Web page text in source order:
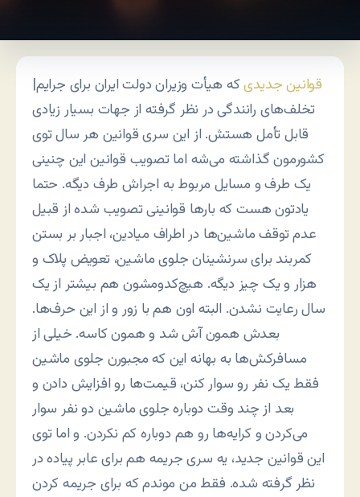
| قوانین جدیدیکه هیأت وزیران دولت ایران برای جرایم
تخلف‌های رانندگی در نظر گرفته از جهات بسیار زیادی
قابل تأمل هستش. از این سری قوانین هر سال توی
کشورمون گذاشته می‌شه اما تصویب قوانین این چنینی
یک طرف و مسایل مربوط به اجراش طرف دیگه. حتما
یادتون هست که بارها قوانینی تصویب شده از قبیل
عدم توقف ماشین‌ها در اطراف میادین، اجبار بر بستن
کمربند برای سرنشینان جلوی ماشین، تعویض پلاک و
هزار و یک چیز دیگه. هیچ‌کدومشون هم بیشتر از یک
سال رعایت نشدن. البته اون هم با زور و از این حرف‌ها.
بعدش همون آش شد و همون کاسه. خیلی از
مسافرکش‌ها به بهانه این که مجبورن جلوی ماشین
فقط یک نفر رو سوار کنن، قیمت‌ها رو افزایش دادن و
بعد از چند وقت دوباره جلوی ماشین دو نفر سوار
می‌کردن و کرایه‌ها رو هم دوباره کم نکردن. و اما توی
این قوانین جدید، یه سری جریمه هم برای عابر پیاده در
نظر گرفته شده. فقط من موندم که برای جریمه کردن